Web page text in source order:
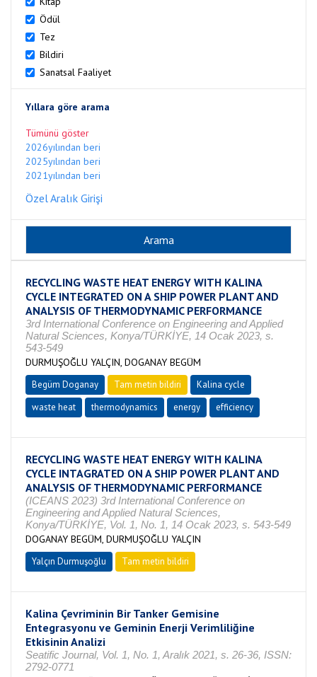
Ödül
Tez
Bildiri
Sanatsal Faaliyet
Yıllara göre arama
Tümünü göster
2026yılından beri
2025yılından beri
2021yılından beri
Özel Aralık Girişi
RECYCLING WASTE HEAT ENERGY WITH KALINA
CYCLE INTEGRATED ON A SHIP POWER PLANT AND
ANALYSIS OF THERMODYNAMIC PERFORMANCE
3rd International Conference on Engineering and Applied
Natural Sciences, Konya/TÜRKİYE, 14 Ocak 2023, s.
543-549
DURMUŞOĞLU YALÇIN, DOGANAY BEGÜM
Begüm Doganay Tam metin bildiri
Kalina cycle
waste heat
thermodynamics energy efficiency
RECYCLING WASTE HEAT ENERGY WITH KALINA
CYCLE INTAGRATED ON A SHIP POWER PLANT AND
ANALYSIS OF THERMODYNAMIC PERFORMANCE
(ICEANS 2023) 3rd International Conference on
Engineering and Applied Natural Sciences,
Konya/TÜRKİYE, Vol. 1, No. 1, 14 Ocak 2023, s. 543-549
DOGANAY BEGÜM, DURMUŞOĞLU YALÇIN
Yalçın Durmuşoğlu Tam metin bildiri
Kalina Çevriminin Bir Tanker Gemisine
Entegrasyonu ve Geminin Enerji Verimliliğine
Etkisinin Analizi
Seatific Journal, Vol. 1, No. 1, Aralık 2021, s. 26-36, ISSN:
2792-0771